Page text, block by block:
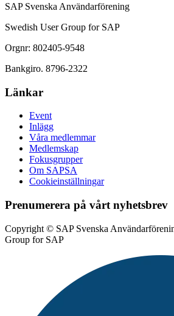
SAP Svenska Användarförening
Swedish User Group for SAP
Orgnr: 802405-9548
Bankgiro. 8796-2322
Länkar
Event
Inlägg
Våra medlemmar
Medlemskap
Fokusgrupper
Om SAPSA
Cookieinställningar
Prenumerera på vårt nyhetsbrev
Copyright © SAP Svenska
Group for SAP